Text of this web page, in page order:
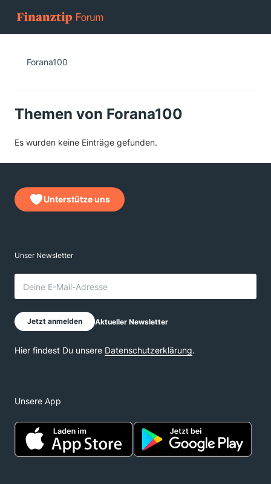
Forana100
Themen von Forana100
Es wurden keine Einträge gefunden.
Unterstütze uns
Unsere App